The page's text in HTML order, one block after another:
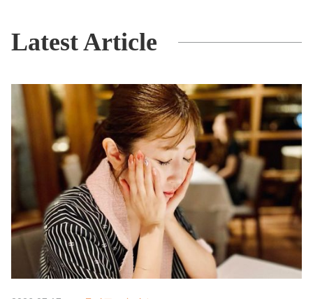
Latest Article